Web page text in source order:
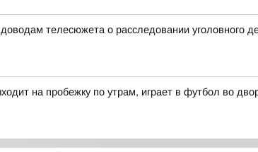
телесюжета о расследовании уголовного
на пробежку по утрам, играет в футбол во